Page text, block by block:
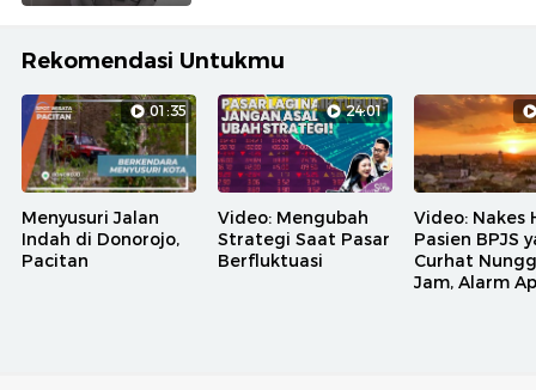
Rekomendasi Untukmu
01:35
Menyusuri Jalan
Indah di Donorojo,
Pacitan
24:01
Video: Mengubah
Strategi Saat Pasar
Berfluktuasi
Video: Nakes
Pasien BPJS
Curhat
Jam, Alarm